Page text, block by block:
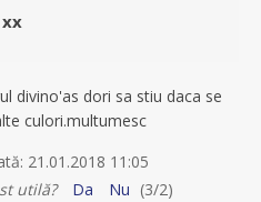
xx
divino'as dori sa stiu daca se
culori.multumesc
21.01.2018 11:05
utilă?
Da Nu (3/2)